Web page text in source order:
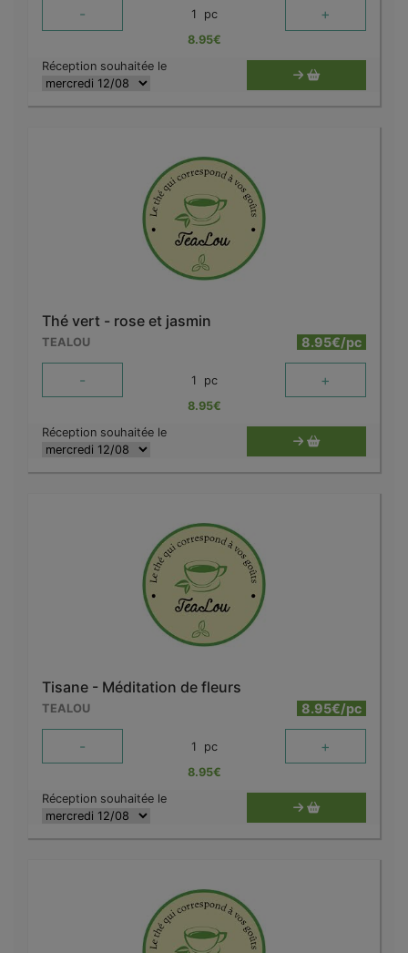
- 1 pc +
8.95€
Réception souhaitée le
Thé vert - rose et jasmin
TEALOU 8.95€/pc
- 1 pc +
8.95€
Réception souhaitée le
Tisane - Méditation de fleurs
TEALOU 8.95€/pc
- 1 pc +
8.95€
Réception souhaitée le